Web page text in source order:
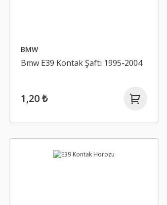
BMW
Bmw E39 Kontak Şaftı 1995-2004
1,20 ₺